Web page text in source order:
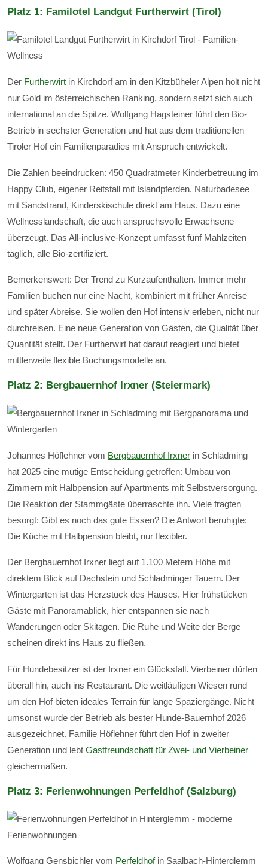
Platz 1: Familotel Landgut Furtherwirt (Tirol)
Der Furtherwirt in Kirchdorf am in den Kitzbüheler Alpen holt nicht
nur Gold im österreichischen Ranking, sondern setzt sich auch
international an die Spitze. Wolfgang Hagsteiner führt den Bio-
Betrieb in sechster Generation und hat aus dem traditionellen
Tiroler Hof ein Familienparadies mit Anspruch entwickelt.
Die Zahlen beeindrucken: 450 Quadratmeter Kinderbetreuung im
Happy Club, eigener Reitstall mit Islandpferden, Naturbadesee
mit Sandstrand, Kinderskischule direkt am Haus. Dazu eine
Wellnesslandschaft, die auch anspruchsvolle Erwachsene
überzeugt. Das All-inclusive-Konzept umfasst fünf Mahlzeiten
täglich, alle Bio-zertifiziert.
Bemerkenswert: Der Trend zu Kurzaufenthalten. Immer mehr
Familien buchen nur eine Nacht, kombiniert mit früher Anreise
und später Abreise. Sie wollen den Hof intensiv erleben, nicht nur
durchreisen. Eine neue Generation von Gästen, die Qualität über
Quantität stellt. Der Furtherwirt hat darauf reagiert und bietet
mittlerweile flexible Buchungsmodelle an.
Platz 2: Bergbauernhof Irxner (Steiermark)
Johannes Höflehner vom Bergbauernhof Irxner in Schladming
hat 2025 eine mutige Entscheidung getroffen: Umbau von
Zimmern mit Halbpension auf Apartments mit Selbstversorgung.
Die Reaktion der Stammgäste überraschte ihn. Viele fragten
besorgt: Gibt es noch das gute Essen? Die Antwort beruhigte:
Die Küche mit Halbpension bleibt, nur flexibler.
Der Bergbauernhof Irxner liegt auf 1.100 Metern Höhe mit
direktem Blick auf Dachstein und Schladminger Tauern. Der
Wintergarten ist das Herzstück des Hauses. Hier frühstücken
Gäste mit Panoramablick, hier entspannen sie nach
Wanderungen oder Skitagen. Die Ruhe und Weite der Berge
scheinen direkt ins Haus zu fließen.
Für Hundebesitzer ist der Irxner ein Glücksfall. Vierbeiner dürfen
überall hin, auch ins Restaurant. Die weitläufigen Wiesen rund
um den Hof bieten ideales Terrain für lange Spaziergänge. Nicht
umsonst wurde der Betrieb als bester Hunde-Bauernhof 2026
ausgezeichnet. Familie Höflehner führt den Hof in zweiter
Generation und lebt Gastfreundschaft für Zwei- und Vierbeiner
gleichermaßen.
Platz 3: Ferienwohnungen Perfeldhof (Salzburg)
Wolfgang Gensbichler vom Perfeldhofin Saalbach-Hinterglemm